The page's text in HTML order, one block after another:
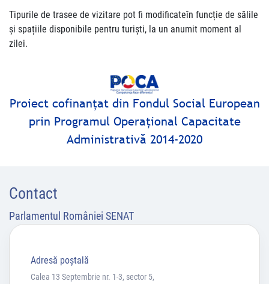
Tipurile de trasee de vizitare pot fi modificateîn funcție de sălile
și spațiile disponibile pentru turiști, la un anumit moment al
zilei.
Proiect cofinanţat din Fondul Social European
prin Programul Operaţional Capacitate
Administrativă 2014-2020
Contact
Parlamentul României SENAT
Adresă poştală
Calea 13 Septembrie nr. 1-3, sector 5,